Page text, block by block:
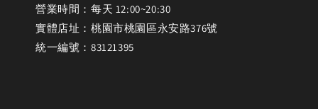
營業時間：每天 12:00~20:30
實體店址：桃園市桃園區永安路376號
統一編號：83121395